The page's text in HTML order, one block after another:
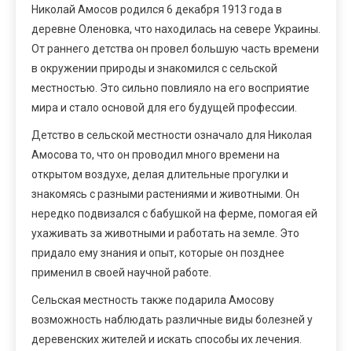
Николай Амосов родился 6 декабря 1913 года в
деревне Оленовка, что находилась на севере Украины.
От раннего детства он провел большую часть времени
в окружении природы и знакомился с сельской
местностью. Это сильно повлияло на его восприятие
мира и стало основой для его будущей профессии.
Детство в сельской местности означало для Николая
Амосова то, что он проводил много времени на
открытом воздухе, делая длительные прогулки и
знакомясь с разными растениями и животными. Он
нередко подвизался с бабушкой на ферме, помогая ей
ухаживать за животными и работать на земле. Это
придало ему знания и опыт, которые он позднее
применил в своей научной работе.
Сельская местность также подарила Амосову
возможность наблюдать различные виды болезней у
деревенских жителей и искать способы их лечения.